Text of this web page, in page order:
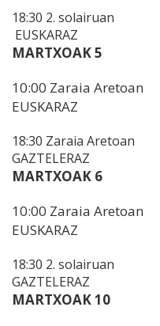
18:30 2. solairuan
EUSKARAZ
MARTXOAK 5
10:00 Zaraia Aretoan
EUSKARAZ
18:30 Zaraia Aretoan
GAZTELERAZ
MARTXOAK 6
10:00 Zaraia Aretoan
EUSKARAZ
18:30 2. solairuan
GAZTELERAZ
MARTXOAK 10